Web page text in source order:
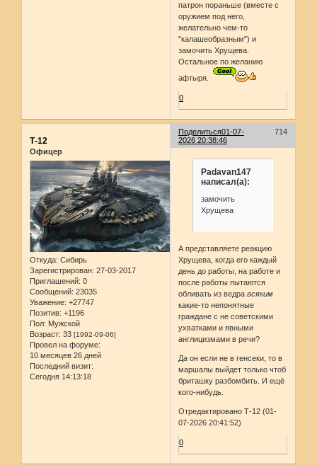
патрон пораньше (вместе с
оружием под него,
желательно чем-то
"калашеобразным") и
замочить Хрущева.
Остальное по желанию
афтыря.
0
Поделиться 714
01-07-
2026 20:38:46
Т-12
Офицер
Откуда: Сибирь
Зарегистрирован: 27-03-2017
Приглашений: 0
Сообщений: 23035
Уважение: +27747
Позитив: +1196
Пол: Мужской
Возраст: 33 [1992-09-06]
Провел на форуме:
10 месяцев 26 дней
Последний визит:
Сегодня 14:13:18
Padavan147
написал(а):
замочить
Хрущева
А представляете реакцию
Хрущева, когда его каждый
день до работы, на работе и
после работы пытаются
обливать из ведравсяким
какие-то непонятные
граждане с не советскими
ухватками и явными
англицизмами в речи?
Да он если не в генсеки, то в
маршалы выйдет только чтоб
бриташку разбомбить. И ещё
кого-нибудь.
Отредактировано Т-12 (01-
07-2026 20:41:52)
0